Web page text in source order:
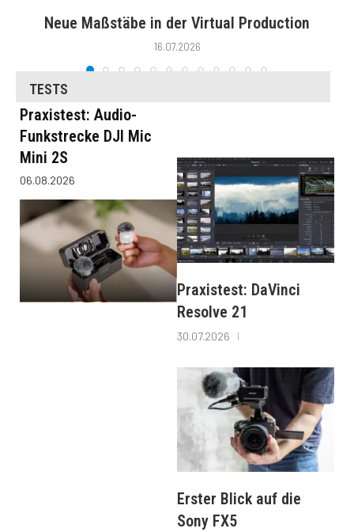
Neue Maßstäbe in der Virtual Production
16.07.2026
TESTS
Praxistest: Audio-
Funkstrecke DJI Mic
Mini 2S
06.08.2026
Praxistest: DaVinci
Resolve 21
30.07.2026
Erster Blick auf die
Sony FX5